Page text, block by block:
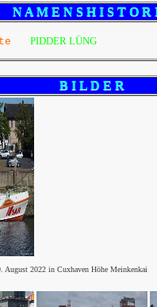
N A M E N S H I S T O R
PIDDER LÜNG
B I L D E R
August 2022 in Cuxhaven Höhe Meinkenkai